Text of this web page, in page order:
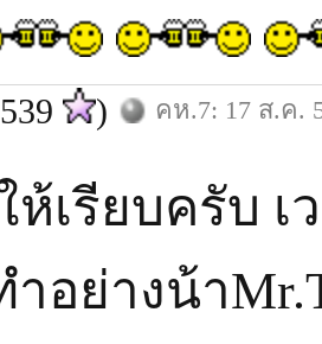
) คห.7: 17 ส.ค.
ห้เรียบครับ
ำอย่างน้า